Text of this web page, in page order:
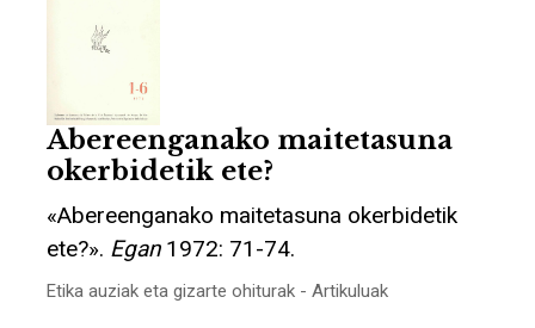
Abereenganako maitetasuna
okerbidetik ete?
«Abereenganako maitetasuna okerbidetik
ete?». Egan1972: 71-74.
Etika auziak eta gizarte ohiturak - Artikuluak